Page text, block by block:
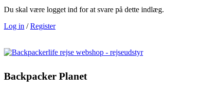
Du skal være logget ind for at svare på dette indlæg.
Log in /Register
Backpacker Planet